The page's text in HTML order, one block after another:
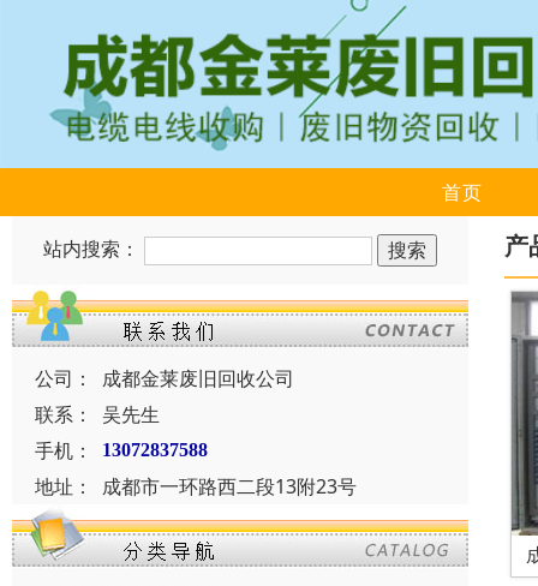
首页
站内搜索：
公司：
成都金莱废旧回收公司
联系：
吴先生
手机：
13072837588
地址： 成都市一环路西二段13附23号
产